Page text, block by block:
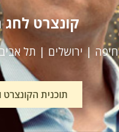
קונצרט לחג
חיפה | ירושלים | תל
תוכנית הקונצרט